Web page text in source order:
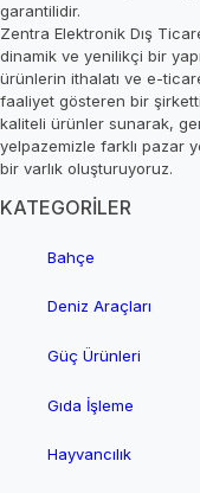
garantilidir.
Zentra Elektronik Dış
dinamik ve yenilikçi bir
ürünlerin ithalatı ve e-
faaliyet gösteren bir
kaliteli ürünler sunarak,
yelpazemizle farklı pazar
bir varlık oluşturuyoruz.
KATEGORİLER
Bahçe
Deniz Araçları
Güç Ürünleri
Gıda İşleme
Hayvancılık